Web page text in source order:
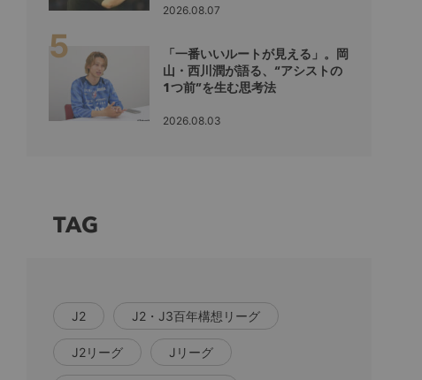
2026.08.07
「一番いいルートが見える」。岡
山・西川潤が語る、“アシストの
1つ前”を生む思考法
2026.08.03
TAG
J2 J2・J3百年構想リーグ
J2リーグ Jリーグ